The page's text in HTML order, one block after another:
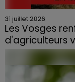
31 juillet 2026
Les Vosges
d'agriculteurs
Face à la
la Chambre
aux agriculteurs